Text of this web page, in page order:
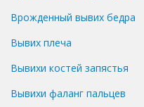
Врожденный вывих бедра
Вывих плеча
Вывихи костей запястья
Вывихи фаланг пальцев